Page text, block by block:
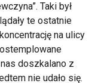
Taki był
te ostatnie
na ulicy
doszkalano z
nie udało się.